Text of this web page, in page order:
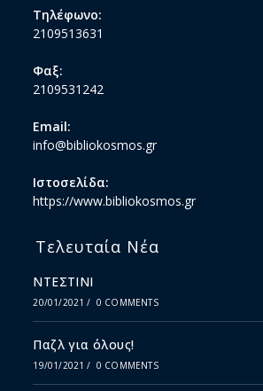
Τηλέφωνο:
2109513631
Φαξ:
2109531242
Email:
info@bibliokosmos.gr
Ιστοσελίδα:
https://www.bibliokosmos.gr
Τελευταία Νέα
ΝΤΕΣΤΙΝΙ
20/01/2021 / 0 COMMENTS
Παζλ για όλους!
19/01/2021 / 0 COMMENTS